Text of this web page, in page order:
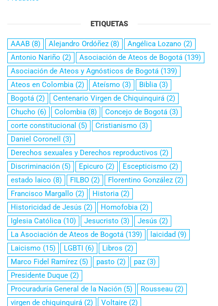
ETIQUETAS
AAAB (8) Alejandro Ordóñez (8) Angélica Lozano (2)
Antonio Nariño (2) Asociación de Ateos de Bogotá (139)
Asociación de Ateos y Agnósticos de Bogotá (139)
Ateos en Colombia (2) Ateísmo (3) Biblia (3)
Bogotá (2) Centenario Virgen de Chiquinquirá (2)
Chucho (6) Colombia (8) Concejo de Bogotá (3)
corte constitucional (5) Cristianismo (3)
Daniel Coronell
(3)
Derechos sexuales y Derechos reproductivos (2)
Discriminación (5) Epicuro (2) Escepticismo (2)
estado laico (8) FILBO (2) Florentino González (2)
Francisco Margallo (2) Historia (2)
Historicidad de Jesús (2) Homofobia (2)
Iglesia Católica (10) Jesucristo (3) Jesús (2)
La Asociación de Ateos de Bogotá (139) laicidad (9)
Laicismo (15) LGBTI (6) Libros (2)
Marco Fidel Ramírez (5) pasto (2) paz (3)
Presidente Duque (2)
Procuraduría General de la Nación (5) Rousseau (2)
virgen de chiquinquirá (2) Voltaire (2)